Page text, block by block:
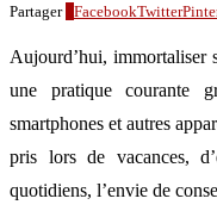
Partager FacebookTwitter
Aujourd’hui, immortaliser
une pratique courante
smartphones et autres
pris lors de vacances,
quotidiens, l’envie de